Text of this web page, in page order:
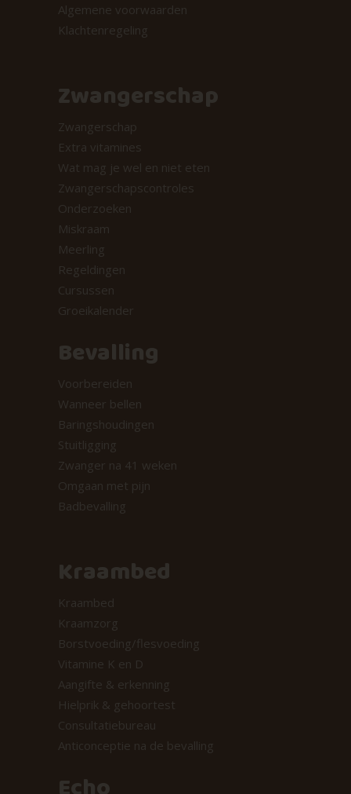
Algemene voorwaarden
Klachtenregeling
Zwangerschap
Zwangerschap
Extra vitamines
Wat mag je wel en niet eten
Zwangerschapscontroles
Onderzoeken
Miskraam
Meerling
Regeldingen
Cursussen
Groeikalender
Bevalling
Voorbereiden
Wanneer bellen
Baringshoudingen
Stuitligging
Zwanger na 41 weken
Omgaan met pijn
Badbevalling
Kraambed
Kraambed
Kraamzorg
Borstvoeding/flesvoeding
Vitamine K en D
Aangifte & erkenning
Hielprik & gehoortest
Consultatiebureau
Anticonceptie na de bevalling